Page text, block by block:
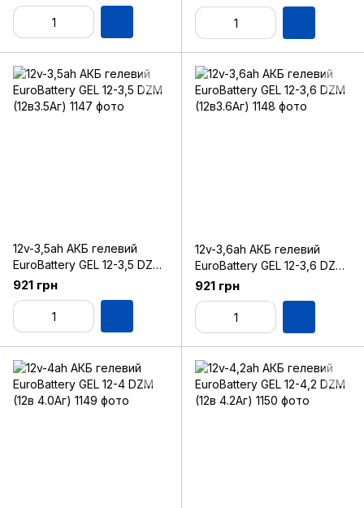
12v-3,5ah АКБ гелевий
EuroBattery GEL 12-3,5 DZM
(12в3.5Аг)
921 грн
12v-3,6ah АКБ гелевий
EuroBattery GEL 12-3,6 DZM
(12в3.6Аг)
921 грн